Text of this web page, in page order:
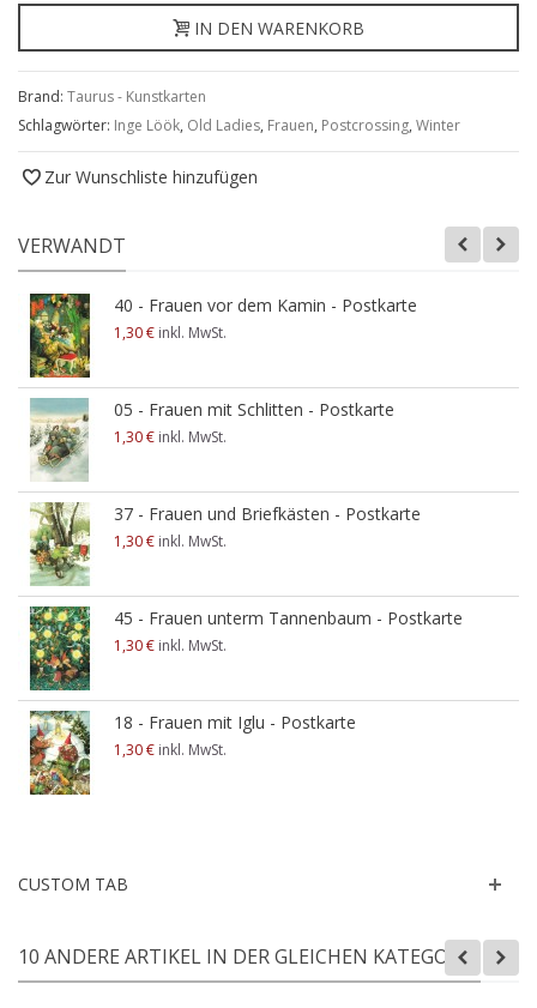
IN DEN WARENKORB
Brand: Taurus - Kunstkarten
Schlagwörter: Inge Löök, Old Ladies, Frauen, Postcrossing, Winter
Zur Wunschliste hinzufügen
VERWANDT
40 - Frauen vor dem Kamin - Postkarte
1,30 € inkl. MwSt.
05 - Frauen mit Schlitten - Postkarte
1,30 € inkl. MwSt.
37 - Frauen und Briefkästen - Postkarte
1,30 € inkl. MwSt.
45 - Frauen unterm Tannenbaum - Postkarte
1,30 € inkl. MwSt.
18 - Frauen mit Iglu - Postkarte
1,30 € inkl. MwSt.
CUSTOM TAB
10 ANDERE ARTIKEL IN DER GLEICHEN KATEGORIE: